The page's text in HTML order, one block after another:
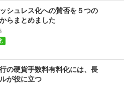
シュレス化への賛否を５つの
らまとめました
の硬貨手数料有料化には、長
が役に立つ